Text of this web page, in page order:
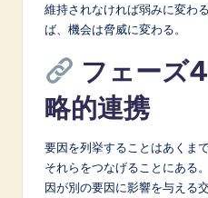
維持されなければ弱みに変わ
ば、機会は脅威に変わる。
フェーズ
略的連携
要因を列挙することはあくま
それらをつなげることにある
因が別の要因に影響を与える